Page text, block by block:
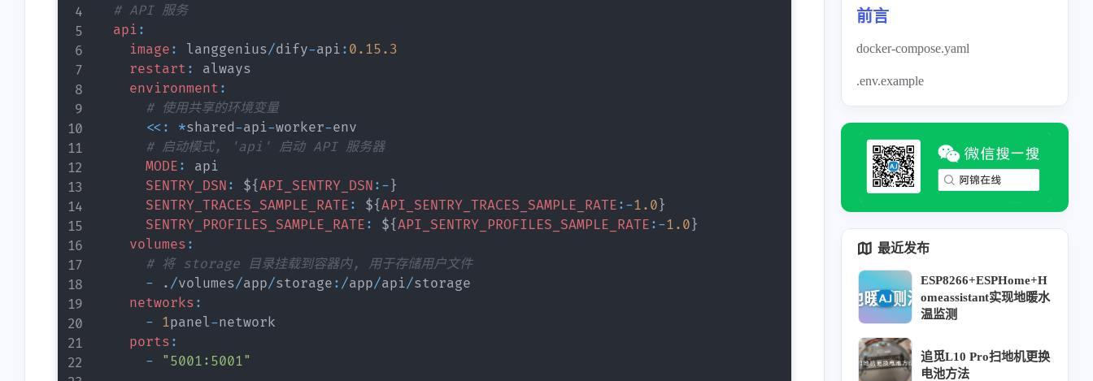
# API 服务
api :
image : langgenius/dify-api : 0.15 .3
restart :
always
environment :
# 使用共享的环境变量
<< : *shared-api-worker-env
# 启动模式, 'api' 启动 API 服务器
MODE :
api
SENTRY_DSN : ${ API_SENTRY_DSN : - }
SENTRY_TRACES_SAMPLE_RATE : ${ API_SENTRY_TRACES_SAMPLE_RATE : -1.0 }
SENTRY_PROFILES_SAMPLE_RATE : ${ API_SENTRY_PROFILES_SAMPLE_RATE : -1.0 }
volumes :
# 将 storage 目录挂载到容器内, 用于存储用户文件
-
. /volumes/app/storage : /app/api/storage
networks :
- 1panel-network
ports :
-
"5001:5001"
前言
docker-compose.yaml
.env.example
最近发布
ESP8266+ESPHome+H
omeassistant实现地暖水
温监测
追觅L10 Pro扫地机更换
电池方法